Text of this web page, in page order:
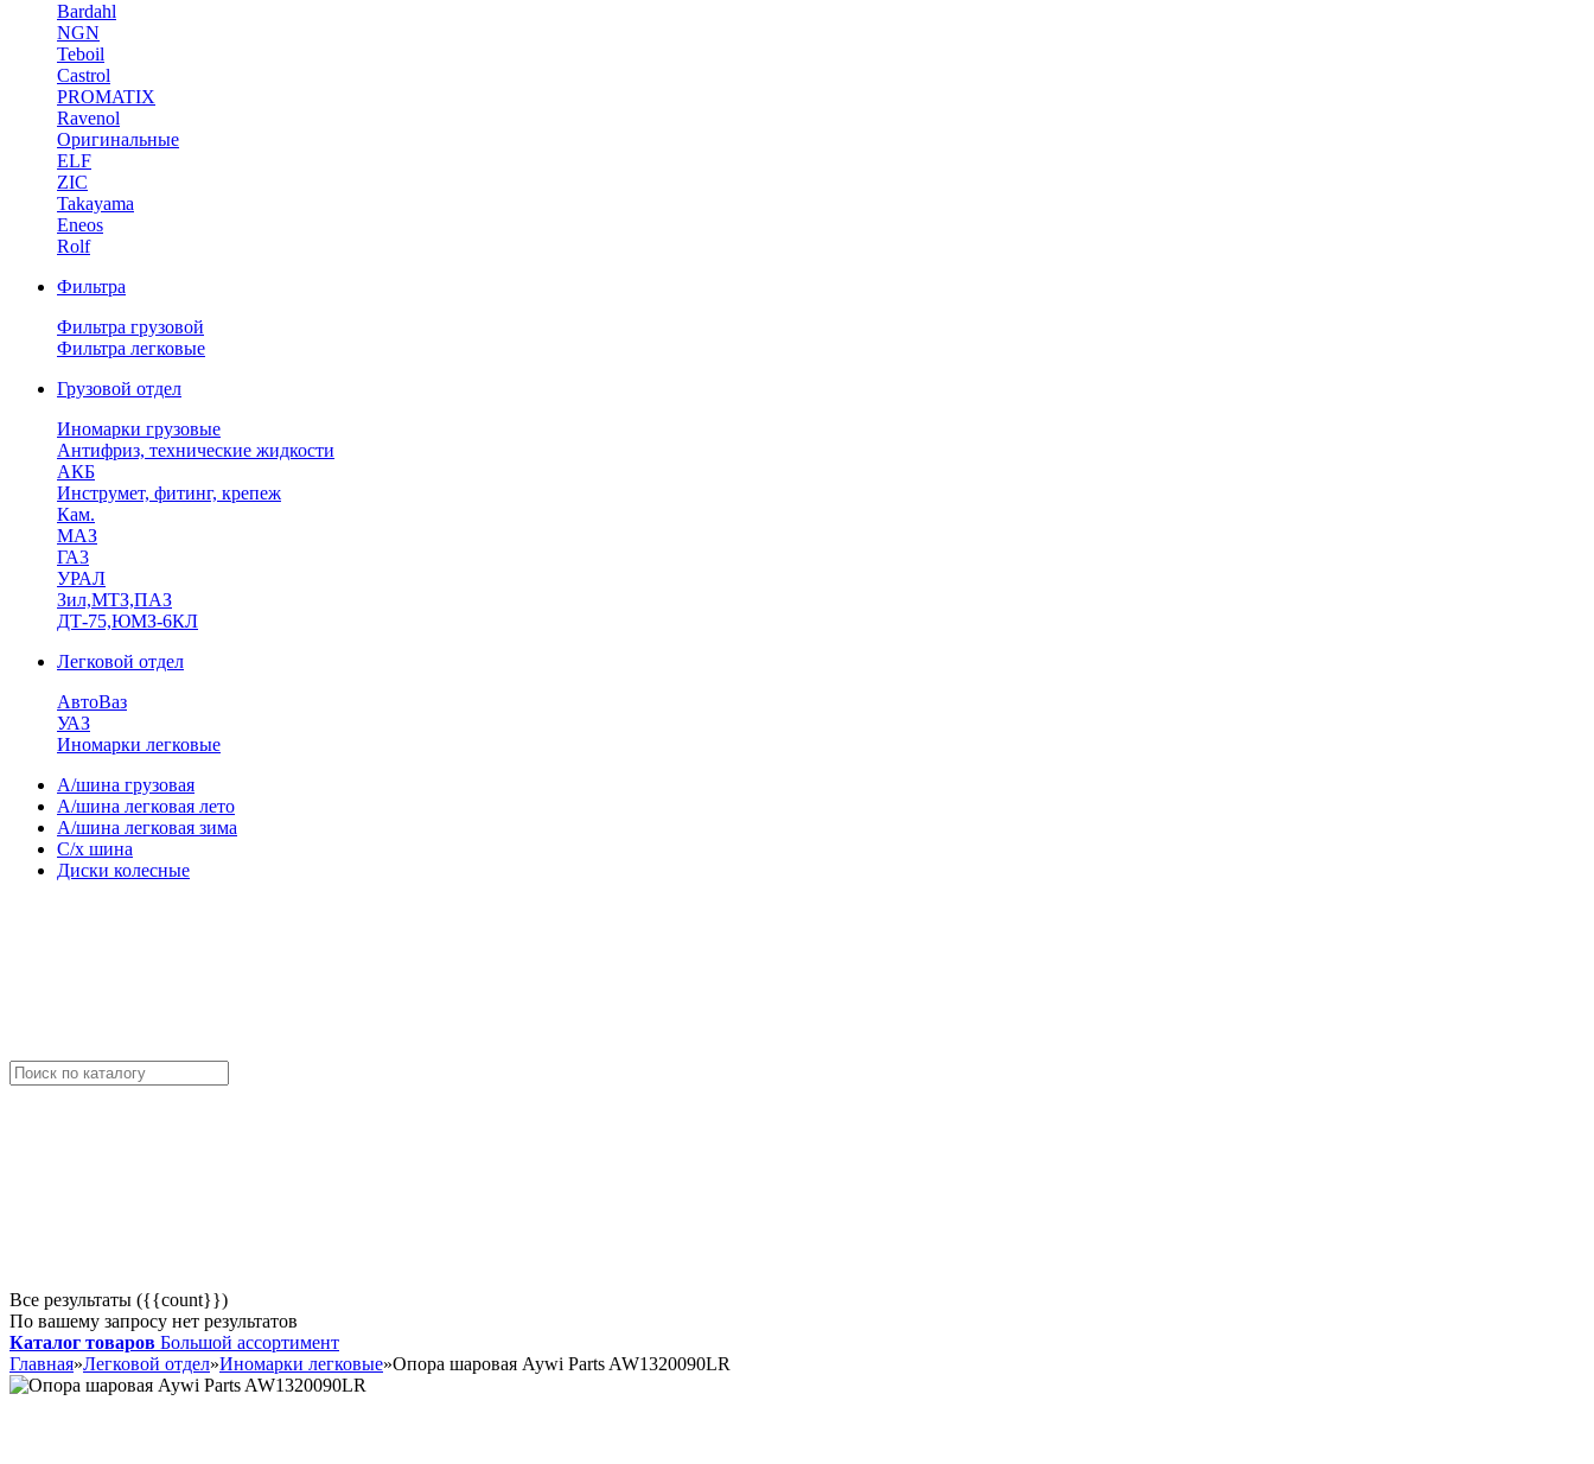
Bardahl
NGN
Teboil
Castrol
PROMATIX
Ravenol
Оригинальные
ELF
ZIC
Takayama
Eneos
Rolf
Фильтра
Фильтра грузовой
Фильтра легковые
Грузовой отдел
Иномарки грузовые
Антифриз, технические жидкости
АКБ
Инструмет, фитинг, крепеж
Кам.
МАЗ
ГА3
УРАЛ
Зил,МТЗ,ПАЗ
ДТ-75,ЮМЗ-6КЛ
Легковой отдел
АвтоВаз
УАЗ
Иномарки легковые
А/шина грузовая
А/шина легковая лето
А/шина легковая зима
С/х шина
Диски колесные
Все результаты ({{count}})
По вашему запросу нет результатов
Каталог товаров Большой ассортимент
Главная»Легковой отдел»Иномарки легковые»Опора шаровая Aywi Parts AW1320090LR